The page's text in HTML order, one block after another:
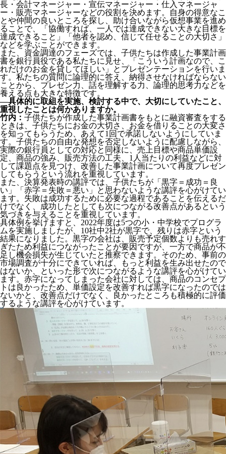
長・会計マネージャー・宣伝マネージャー・仕入マネージャ
ー・販売マネージャーなどの役割を決めます。自身の得意なこ
とや仲間の良いところを探し、助け合いながら仮想事業を進め
ることで、「協働すれば、一人では達成できない大きな目標を
達成できること」「他者を認め、信じて任せることの大切さ」
などを学ぶことができます。
また、資金調達のフェーズでは、子供たちは作成した事業計画
書を銀行員役である私たちに見せ、「こういう計画なので、こ
れだけのお金を貸してほしい」とプレゼンテーションを行いま
す。私たちの質問に論理的に答え、納得させなければならない
ことから、プレゼン力、話を理解する力、論理的思考力などを
養える点も大きな特徴です。
―具体的に取組を実施、検討する中で、大切にしていたこと、
重視したことは何かありますか。
竹内： 子供たちが作成した事業計画書をもとに融資審査をする
ときは、子供たちにお金の大切さ、お金を借りることの大変さ
を知ってもらうため、あえて1回で承諾しないようにしていま
す。子供たちの自由な発想を否定しないように配慮しながら、
実際の銀行員としての対応と同様に、売上目標や商品単価設
定、商品の強み、販売方法の工夫、1人当たりの利益などに対
して課題点を見つけ、改善した事業計画について再度プレゼン
してもらうという流れを重視しています。
また、決算発表時の講評では、子供たちが「黒字＝成功＝良
い」「赤字＝失敗＝悪い」と思わないような講評を心がけてい
ます。失敗は成功するために必要な過程であることを伝えるだ
けでなく、成功したとしても次につながる改善点があるという
気づきを与えることを重視しています。
具体例を挙げますと、2022年度は5つの小・中学校でプログラ
ムを実施しましたが、10社中2社が黒字で、残りは赤字という
結果になりました。黒字の会社は、販売予定個数よりも売れす
ぎたため利益につながったことが要因ですが、一方で商品が不
足し機会損失が生じていたと推察できます。そのため、事前の
市場調査が十分にできていれば、もっと利益を生み出せたので
はないか、といった形で次につながるような講評を心がけてい
ます。赤字になってしまった会社に対しては、商品のコンセプ
トは良かったため、単価設定を改善すれば黒字になったのでは
ないかと、改善点だけでなく、良かったところも積極的に評価
するような講評を心がけています。